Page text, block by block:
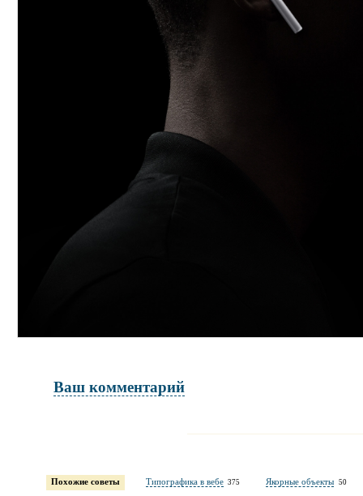
Ваш комментарий
обязательны полностью для публикации
Похожие советы Типографика в вебе 375 Якорные объекты 50